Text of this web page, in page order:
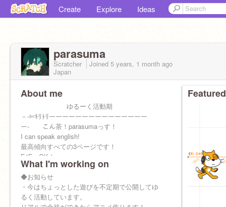
Create Explore Ideas
parasuma
Scratcher Joined 5 years, 1 month ago
Japan
About me
ゆるーく活動期
－-✄ｷﾘﾄﾘーーーーーーーーーーーーーーー
ー- こん茶！parasumaっす！
I can speak english!
最高傾向すべての3ページです！
F4F＝OK！
アイコン＝@kyaramerurate様
こんちゃの「ちゃ」を「茶」にして言ったのは
僕が最初だと信じている今日この頃です。
What I'm working on
◆お知らせ
・今はちょっとした遊びを不定期で公開してゆ
るく活動しています。